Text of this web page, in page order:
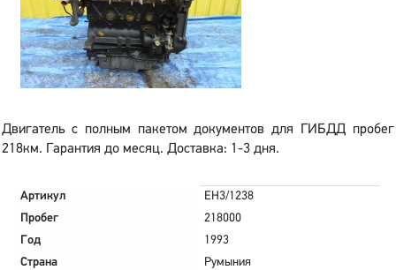
Двигатель с полным пакетом документов для ГИБДД пробег
218км. Гарантия до месяц. Доставка: 1-3 дня.
Артикул
EH3/1238
Пробег
218000
Год
1993
Страна
Румыния